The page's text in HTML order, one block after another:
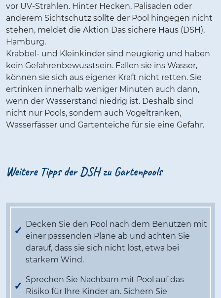
vor UV-Strahlen. Hinter Hecken, Palisaden oder
anderem Sichtschutz sollte der Pool hingegen nicht
stehen, meldet die Aktion Das sichere Haus (DSH),
Hamburg.
Krabbel- und Kleinkinder sind neugierig und haben
kein Gefahrenbewusstsein. Fallen sie ins Wasser,
können sie sich aus eigener Kraft nicht retten. Sie
ertrinken innerhalb weniger Minuten auch dann,
wenn der Wasserstand niedrig ist. Deshalb sind
nicht nur Pools, sondern auch Vogeltränken,
Wasserfässer und Gartenteiche für sie eine Gefahr.
Weitere Tipps der DSH zu Gartenpools
Decken Sie den Pool nach dem Benutzen mit
einer passenden Plane ab und achten Sie
darauf, dass sie sich nicht löst, etwa bei
starkem Wind.
Sprechen Sie Nachbarn mit Pool auf das
Risiko für Ihre Kinder an. Sichern Sie